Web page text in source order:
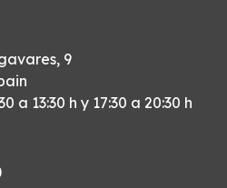
9
a 13:30 h y 17:30 a 20:30 h